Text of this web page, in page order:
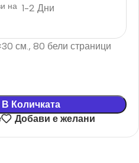
на 1-2 Дни
см., 80 бели страници
Количката
Добави е желани